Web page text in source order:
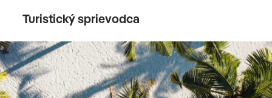
Turistický sprievodca